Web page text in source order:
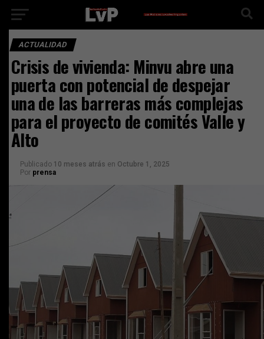
ACTUALIDAD
Crisis de vivienda: Minvu abre una
puerta con potencial de despejar
una de las barreras más complejas
para el proyecto de comités Valle y
Alto
Publicado 10 meses atrás en Octubre 1, 2025
Por prensa